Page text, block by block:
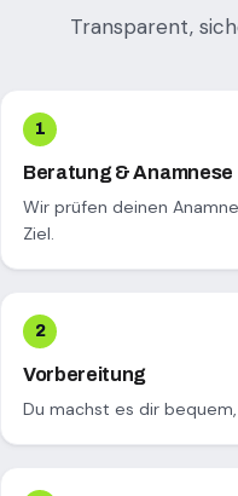
Transparent,
Beratung & Anamnese
Wir prüfen deinen
Ziel.
Vorbereitung
Du machst es dir